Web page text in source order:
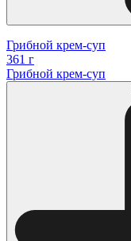
Грибной крем-суп
361 г
Грибной крем-суп